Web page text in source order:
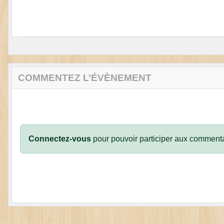
COMMENTEZ L’ÉVÈNEMENT
Connectez-vous pour pouvoir participer aux